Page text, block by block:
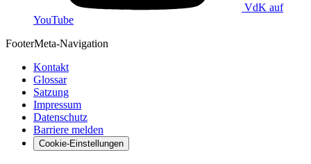
VdK auf
YouTube
FooterMeta-Navigation
Kontakt
Glossar
Satzung
Impressum
Datenschutz
Barriere melden
Cookie-Einstellungen